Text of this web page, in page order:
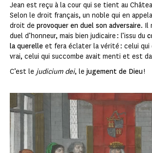
Jean est reçu à la cour qui se tient au
Selon le droit français, un noble qui en
droit de provoquer en duel son adversaire. Il
duel d’honneur, mais bien judicaire : l’issu du
la querelle et fera éclater la vérité : celui
vrai, celui qui succombe avait menti et est
C’est le judicium dei, le jugement de Dieu!